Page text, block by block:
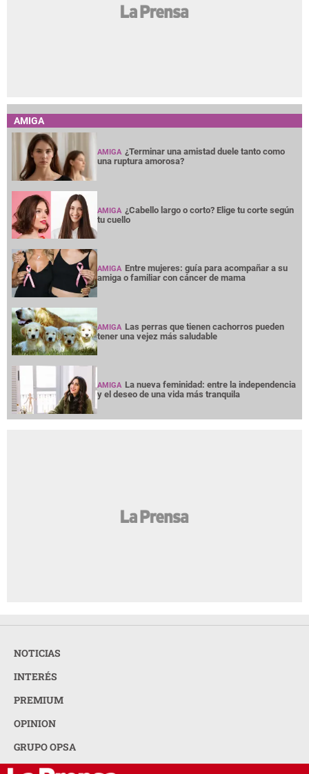
AMIGA
AMIGA ¿Terminar una amistad duele tanto como
una ruptura amorosa?
AMIGA ¿Cabello largo o corto? Elige tu corte según
tu cuello
AMIGA Entre mujeres: guía para acompañar a su
amiga o familiar con cáncer de mama
AMIGA Las perras que tienen cachorros pueden
tener una vejez más saludable
AMIGA La nueva feminidad: entre la independencia
y el deseo de una vida más tranquila
NOTICIAS
INTERÉS
PREMIUM
OPINION
GRUPO OPSA